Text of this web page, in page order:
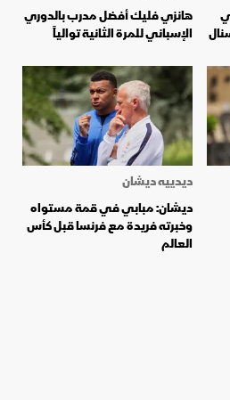
هانزي فليك أفضل مدرب بالدوري
الإسباني للمرة الثانية توالياً
ديدييه ديشان
ديشان: مبابي في قمة مستواه
وخبرته فريدة مع فرنسا قبل كأس
العالم